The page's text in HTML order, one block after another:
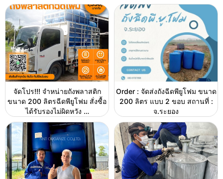
จัดโปร!!! จำหน่ายถังพลาสติก
ขนาด 200 ลิตรฉีดพียูโฟม สั่งซื้อ
ได้รับรองไม่ผิดหวัง …
Order : จัดส่งถังฉีดพียูโฟม ขนาด
200 ลิตร แบบ 2 ขอบ สถานที่ :
จ.ระยอง